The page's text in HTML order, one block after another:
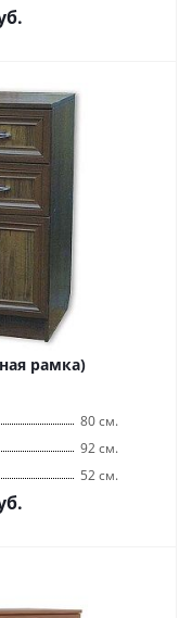
рамка)
80 см.
92 см.
52 см.